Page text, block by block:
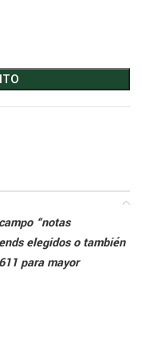
“notas
elegidos o también
para mayor